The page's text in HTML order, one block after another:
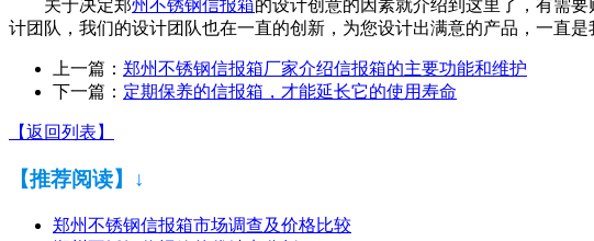
关于决定郑州不锈钢信报箱的设计创意的因素就介绍到这里了，有需
计团队，我们的设计团队也在一直的创新，为您设计出满意的产品，一直是
上一篇： 郑州不锈钢信报箱厂家介绍信报箱的主要功能和维护
下一篇： 定期保养的信报箱，才能延长它的使用寿命
【返回列表】
【推荐阅读】↓
郑州不锈钢信报箱市场调查及价格比较